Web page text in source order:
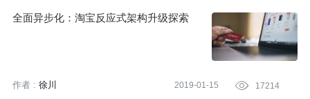
全面异步化：淘宝反应式架构升级探索
作者 : 徐川 2019-01-15  17214